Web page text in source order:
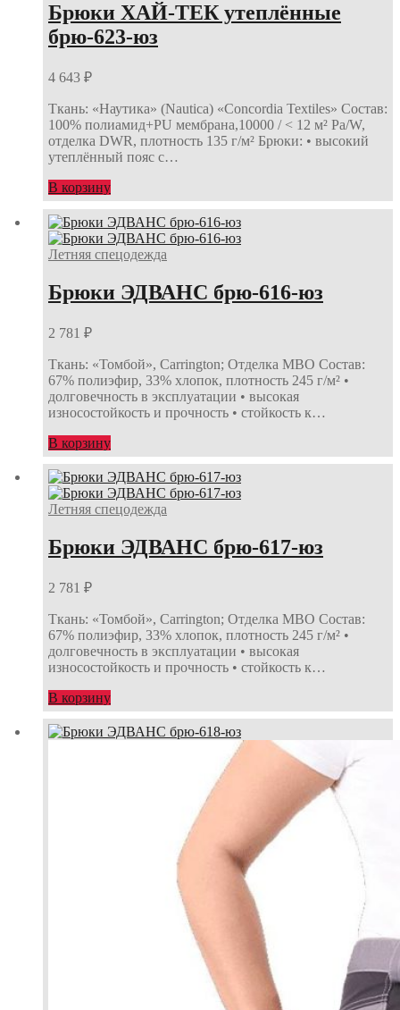
Брюки ХАЙ-ТЕК утеплённые
брю-623-юз
4 643 ₽
Ткань: «Наутика» (Nautica) «Concordia Textiles» Состав:
100% полиамид+PU мембрана,10000 / < 12 м² Pa/W,
отделка DWR, плотность 135 г/м² Брюки: • высокий
утеплённый пояс с…
В корзину
Летняя спецодежда
Брюки ЭДВАНС брю-616-юз
2 781 ₽
Ткань: «Томбой», Carrington; Отделка МВО Состав:
67% полиэфир, 33% хлопок, плотность 245 г/м² •
долговечность в эксплуатации • высокая
износостойкость и прочность • стойкость к…
В корзину
Летняя спецодежда
Брюки ЭДВАНС брю-617-юз
2 781 ₽
Ткань: «Томбой», Carrington; Отделка МВО Состав:
67% полиэфир, 33% хлопок, плотность 245 г/м² •
долговечность в эксплуатации • высокая
износостойкость и прочность • стойкость к…
В корзину